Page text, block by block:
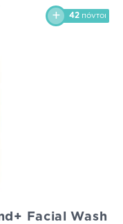
42 πόντοι
Facial Wash